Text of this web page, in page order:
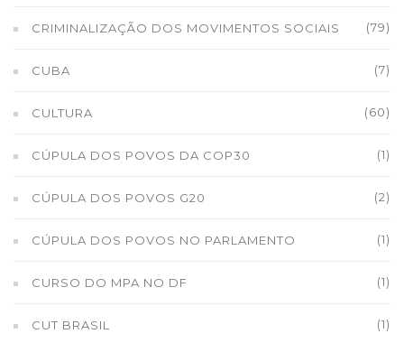
CRIMINALIZAÇÃO DOS MOVIMENTOS SOCIAIS (79)
CUBA (7)
CULTURA (60)
CÚPULA DOS POVOS DA COP30 (1)
CÚPULA DOS POVOS G20 (2)
CÚPULA DOS POVOS NO PARLAMENTO (1)
CURSO DO MPA NO DF (1)
CUT BRASIL (1)